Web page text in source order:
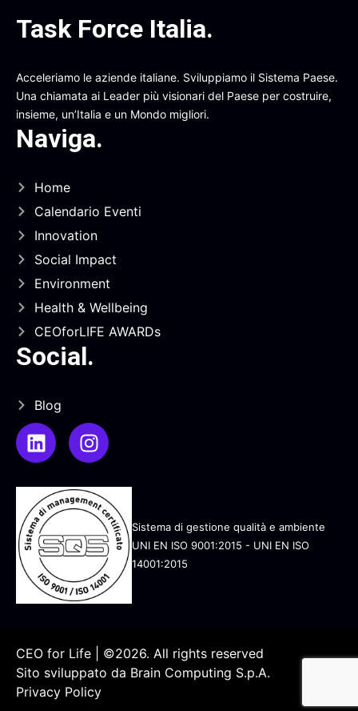
Task Force Italia.
Acceleriamo le aziende italiane. Sviluppiamo il Sistema Paese.
Una chiamata ai Leader più visionari del Paese per costruire,
insieme, un’Italia e un Mondo migliori.
Naviga.
Home
Calendario Eventi
Innovation
Social Impact
Environment
Health & Wellbeing
CEOforLIFE AWARDs
Social.
Blog
Sistema di gestione qualità e ambiente
UNI EN ISO 9001:2015 - UNI EN ISO
14001:2015
CEO for Life | ©2026. All rights reserved
Sito sviluppato da Brain Computing S.p.A.
Privacy Policy